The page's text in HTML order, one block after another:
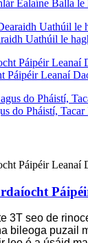
Ealaíne Balla le
Uathúil le
Páipéir Leanaí
do Pháistí,
3T seo de
bileoga puzail